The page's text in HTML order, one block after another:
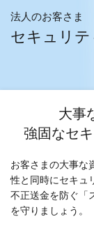
法人のお客さま
セキュリテ
大事
強固なセ
お客さまの大事な
性と同時にセキュ
不正送金を防ぐ「
を守りましょう。